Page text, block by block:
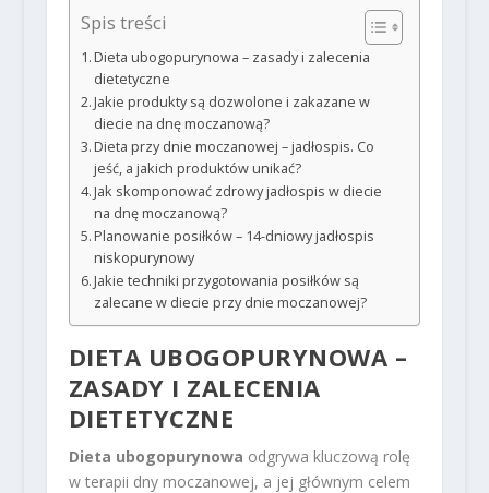
Spis treści
Dieta ubogopurynowa – zasady i zalecenia
dietetyczne
Jakie produkty są dozwolone i zakazane w
diecie na dnę moczanową?
Dieta przy dnie moczanowej – jadłospis. Co
jeść, a jakich produktów unikać?
Jak skomponować zdrowy jadłospis w diecie
na dnę moczanową?
Planowanie posiłków – 14-dniowy jadłospis
niskopurynowy
Jakie techniki przygotowania posiłków są
zalecane w diecie przy dnie moczanowej?
DIETA UBOGOPURYNOWA –
ZASADY I ZALECENIA
DIETETYCZNE
Dieta ubogopurynowa odgrywa kluczową rolę
w terapii dny moczanowej, a jej głównym celem